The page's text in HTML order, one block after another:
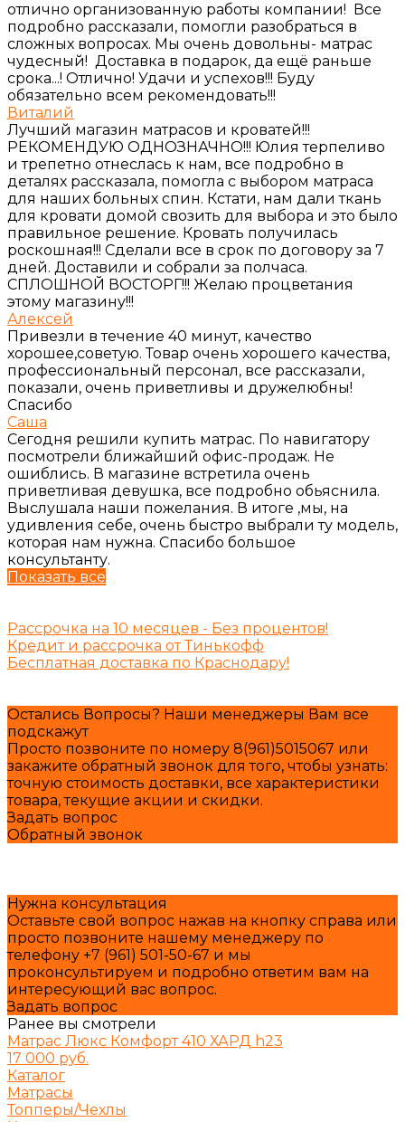
отлично организованную работы компании! Все
подробно рассказали, помогли разобраться в
сложных вопросах. Мы очень довольны- матрас
чудесный! Доставка в подарок, да ещё раньше
срока...! Отлично! Удачи и успехов!!! Буду
обязательно всем рекомендовать!!!
Виталий
Лучший магазин матрасов и кроватей!!!
РЕКОМЕНДУЮ ОДНОЗНАЧНО!!! Юлия терпеливо
и трепетно отнеслась к нам, все подробно в
деталях рассказала, помогла с выбором матраса
для наших больных спин. Кстати, нам дали ткань
для кровати домой свозить для выбора и это было
правильное решение. Кровать получилась
роскошная!!! Сделали все в срок по договору за 7
дней. Доставили и собрали за полчаса.
СПЛОШНОЙ ВОСТОРГ!!! Желаю процветания
этому магазину!!!
Алексей
Привезли в течение 40 минут, качество
хорошее,советую. Товар очень хорошего качества,
профессиональный персонал, все рассказали,
показали, очень приветливы и дружелюбны!
Спасибо
Саша
Сегодня решили купить матрас. По навигатору
посмотрели ближайший офис-продаж. Не
ошиблись. В магазине встретила очень
приветливая девушка, все подробно обьяснила.
Выслушала наши пожелания. В итоге ,мы, на
удивления себе, очень быстро выбрали ту модель,
которая нам нужна. Спасибо большое
консультанту.
Показать все
Рассрочка на 10 месяцев - Без процентов!
Кредит и рассрочка от Тинькофф
Бесплатная доставка по Краснодару!
Остались Вопросы? Наши менеджеры Вам все
подскажут
Просто позвоните по номеру 8(961)5015067 или
закажите обратный звонок для того, чтобы узнать:
точную стоимость доставки, все характеристики
товара, текущие акции и скидки.
Задать вопрос
Обратный звонок
Нужна консультация
Оставьте свой вопрос нажав на кнопку справа или
просто позвоните нашему менеджеру по
телефону +7 (961) 501-50-67 и мы
проконсультируем и подробно ответим вам на
интересующий вас вопрос.
Задать вопрос
Ранее вы смотрели
Матрас Люкс Комфорт 410 ХАРД h23
17 000 руб.
Каталог
Матрасы
Топперы/Чехлы